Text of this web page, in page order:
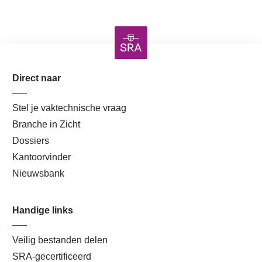
Direct naar
Stel je vaktechnische vraag
Branche in Zicht
Dossiers
Kantoorvinder
Nieuwsbank
Handige links
Veilig bestanden delen
SRA-gecertificeerd